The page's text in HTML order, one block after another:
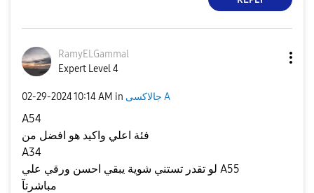
RamyELGammal
Expert Level 4
‎02-29-202410:14 AM in جالاكسى A
A54
فئة اعلي واكيد هو افضل من
A34
لو تقدر تستني شوية يبقي احسن ورقي علي A55
مباشرتآ